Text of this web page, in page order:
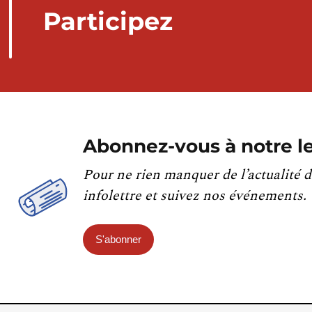
Participez
Abonnez-vous à notre
Pour ne rien manquer de l’actualité
infolettre et suivez nos événements.
S'abonner